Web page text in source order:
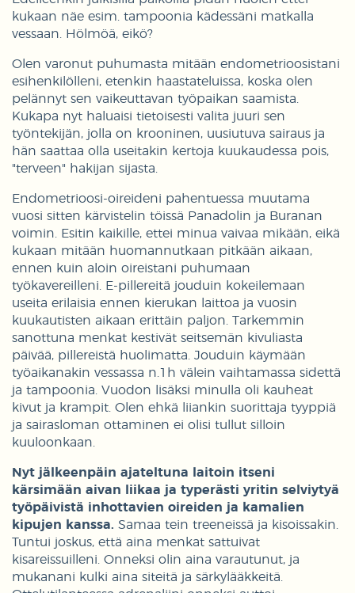
kukaan näe esim. tampoonia kädessäni matkalla
vessaan. Hölmöä, eikö?
Olen varonut puhumasta mitään endometrioosistani
esihenkilölleni, etenkin haastateluissa, koska olen
pelännyt sen vaikeuttavan työpaikan saamista.
Kukapa nyt haluaisi tietoisesti valita juuri sen
työntekijän, jolla on krooninen, uusiutuva sairaus ja
hän saattaa olla useitakin kertoja kuukaudessa pois,
"terveen" hakijan sijasta.
Endometrioosi-oireideni pahentuessa muutama
vuosi sitten kärvistelin töissä Panadolin ja Buranan
voimin. Esitin kaikille, ettei minua vaivaa mikään, eikä
kukaan mitään huomannutkaan pitkään aikaan,
ennen kuin aloin oireistani puhumaan
työkavereilleni. E-pillereitä jouduin kokeilemaan
useita erilaisia ennen kierukan laittoa ja vuosin
kuukautisten aikaan erittäin paljon. Tarkemmin
sanottuna menkat kestivät seitsemän kivuliasta
päivää, pillereistä huolimatta. Jouduin käymään
työaikanakin vessassa n.1h välein vaihtamassa sidettä
ja tampoonia. Vuodon lisäksi minulla oli kauheat
kivut ja krampit. Olen ehkä liiankin suorittaja tyyppiä
ja sairasloman ottaminen ei olisi tullut silloin
kuuloonkaan.
Nyt jälkeenpäin ajateltuna laitoin itseni
kärsimään aivan liikaa ja typerästi yritin selviytyä
työpäivistä inhottavien oireiden ja kamalien
kipujen kanssa. Samaa tein treeneissä ja kisoissakin.
Tuntui joskus, että aina menkat sattuivat
kisareissuilleni. Onneksi olin aina varautunut, ja
mukanani kulki aina siteitä ja särkylääkkeitä.